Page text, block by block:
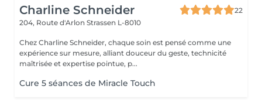
Charline Schneider
22
204, Route d'Arlon Strassen L-8010
Chez Charline Schneider, chaque soin est pensé comme une
expérience sur mesure, alliant douceur du geste, technicité
maîtrisée et expertise pointue, p...
Cure 5 séances de Miracle Touch